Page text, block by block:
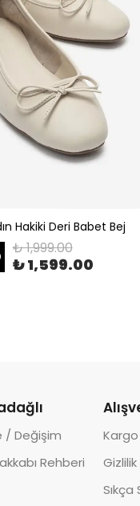
Hakiki Deri Babet Bej
₺ 1,999.00
₺ 1,599.00
/ Değişim
Rehberi